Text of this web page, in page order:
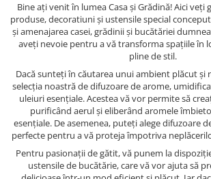
Bine ați venit în lumea Casa și Grădină! Aici veți
produse, decoratiuni și ustensile special
și amenajarea casei, grădinii și bucătăriei
aveți nevoie pentru a vă transforma spațiile în
pline de stil.
Dacă sunteți în căutarea unui ambient plăcut și
selecția noastră de difuzoare de arome,
uleiuri esențiale. Acestea vă vor permite să
purificând aerul și eliberând aromele
esențiale. De asemenea, puteți alege difuzoare
perfecte pentru a vă proteja împotriva
Pentru pasionații de gătit, vă punem la
ustensile de bucătărie, care vă vor ajuta să